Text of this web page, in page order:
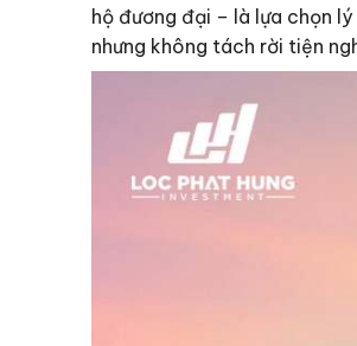
hộ đương đại – là lựa chọn
nhưng không tách rời tiện